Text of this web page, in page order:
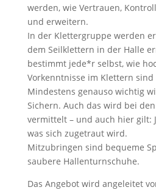
werden, wie Vertrauen,
und erweitern.
In der Klettergruppe werden
dem Seilklettern in der Halle
bestimmt jede*r selbst, wie
Vorkenntnisse im Klettern
Mindestens genauso wichtig
Sichern. Auch das wird bei
vermittelt – und auch hier gilt:
was sich zugetraut wird.
Mitzubringen sind bequeme
saubere Hallenturnschuhe.
Das Angebot wird angeleitet